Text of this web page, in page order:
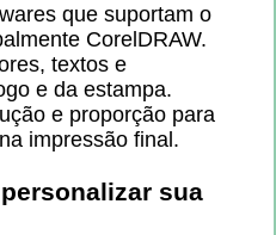
que suportam o
CorelDRAW.
textos e
e da estampa.
e proporção para
impressão final.
sua